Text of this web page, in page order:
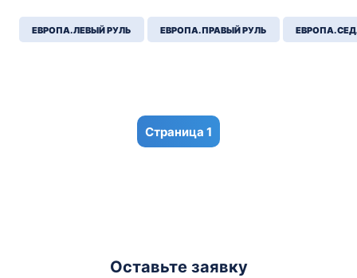
ЕВРОПА. ЛЕВЫЙ РУЛЬ ЕВРОПА. ПРАВЫЙ РУЛЬ ЕВРОПА.
1
Оставьте заявку